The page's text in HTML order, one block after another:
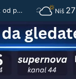
RHMZ upozorava: Do 37 stepeni, stižu pljuskovi i olujni vetar – ekstremna opasnost od požara Niš 27